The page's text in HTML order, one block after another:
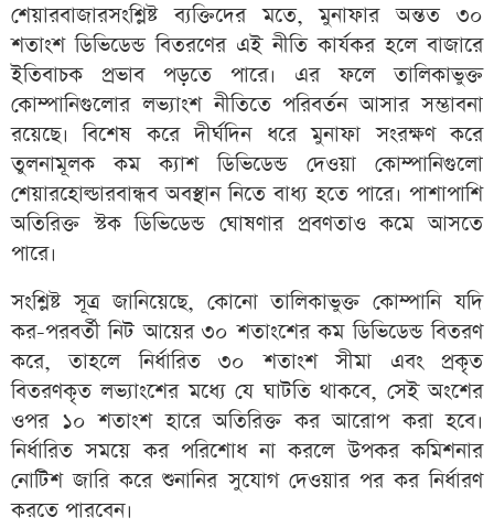
শেয়ারবাজারসংশ্লিষ্ট ব্যক্তিদের মতে, মুনাফার অন্তত ৩০
শতাংশ ডিভিডেন্ড বিতরণের এই নীতি কার্যকর হলে বাজারে
ইতিবাচক প্রভাব পড়তে পারে। এর ফলে তালিকাভুক্ত
কোম্পানিগুলোর লভ্যাংশ নীতিতে পরিবর্তন আসার সম্ভাবনা
রয়েছে। বিশেষ করে দীর্ঘদিন ধরে মুনাফা সংরক্ষণ করে
তুলনামূলক কম ক্যাশ ডিভিডেন্ড দেওয়া কোম্পানিগুলো
শেয়ারহোল্ডারবান্ধব অবস্থান নিতে বাধ্য হতে পারে। পাশাপাশি
অতিরিক্ত স্টক ডিভিডেন্ড ঘোষণার প্রবণতাও কমে আসতে
পারে।
সংশ্লিষ্ট সূত্র জানিয়েছে, কোনো তালিকাভুক্ত কোম্পানি যদি
কর-পরবর্তী নিট আয়ের ৩০ শতাংশের কম ডিভিডেন্ড বিতরণ
করে, তাহলে নির্ধারিত ৩০ শতাংশ সীমা এবং প্রকৃত
বিতরণকৃত লভ্যাংশের মধ্যে যে ঘাটতি থাকবে, সেই অংশের
ওপর ১০ শতাংশ হারে অতিরিক্ত কর আরোপ করা হবে।
নির্ধারিত সময়ে কর পরিশোধ না করলে উপকর কমিশনার
নোটিশ জারি করে শুনানির সুযোগ দেওয়ার পর কর নির্ধারণ
করতে পারবেন।